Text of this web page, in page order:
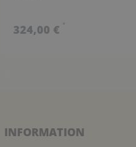
324,00 € *
INFORMATION